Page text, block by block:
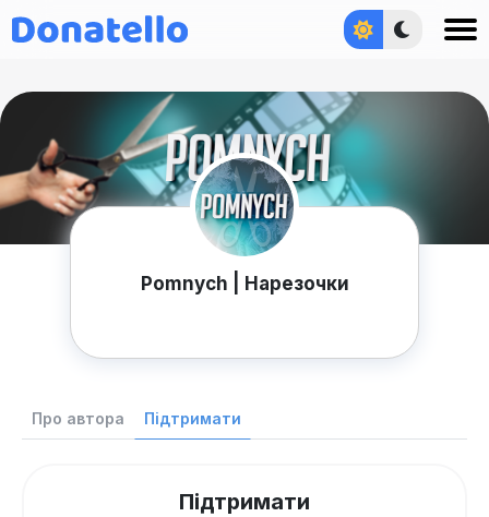
Pomnych | Нарезочки
Про автора Підтримати
Підтримати